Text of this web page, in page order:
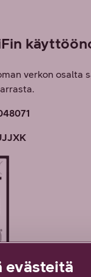
verkon osalta
evästeitä